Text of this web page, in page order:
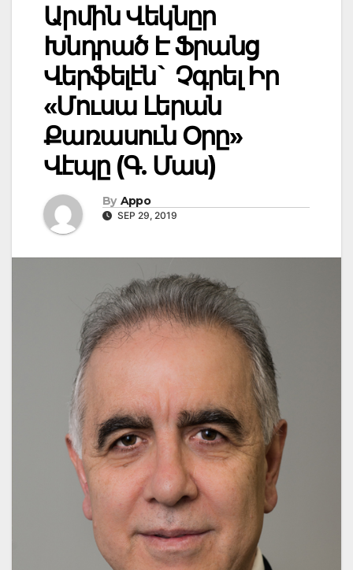
Արմին Վեկնըր
Խնդրած Է Ֆրանց
Վերֆելէն` Չգրել Իր
«Մուսա Լերան
Քառասուն Օրը»
Վէպը (Գ. Մաս)
By Appo
SEP 29, 2019